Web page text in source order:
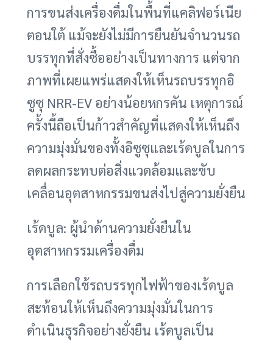
การขนส่งเครื่องดื่มในพื้นที่แคลิฟอร์เนีย
ตอนใต้ แม้จะยังไม่มีการยืนยันจำนวนรถ
บรรทุกที่สั่งซื้ออย่างเป็นทางการ แต่จาก
ภาพที่เผยแพร่แสดงให้เห็นรถบรรทุกอิ
ซูซุ NRR-EV อย่างน้อยหกรคัน เหตุการณ์
ครั้งนี้ถือเป็นก้าวสำคัญที่แสดงให้เห็นถึง
ความมุ่งมั่นของทั้งอิซูซุและเร้ดบูลในการ
ลดผลกระทบต่อสิ่งแวดล้อมและขับ
เคลื่อนอุตสาหกรรมขนส่งไปสู่ความยั่งยืน
เร้ดบูล: ผู้นำด้านความยั่งยืนใน
อุตสาหกรรมเครื่องดื่ม
การเลือกใช้รถบรรทุกไฟฟ้าของเร้ดบูล
สะท้อนให้เห็นถึงความมุ่งมั่นในการ
ดำเนินธุรกิจอย่างยั่งยืน เร้ดบูลเป็น